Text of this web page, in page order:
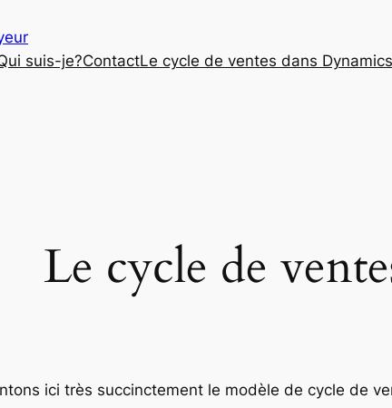
suis-je?ContactLe cycle de ventes dans
Le cycle de
ici très succinctement le modèle de cycle de